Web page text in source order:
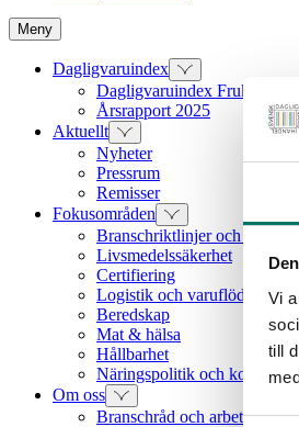
Vi
till
Meny
Dagligvaruindex
Dagligvaruindex Frukt och
Årsrapport 2025
Aktuellt
Nyheter
Pressrum
Remisser
Fokusområden
Branschriktlinjer och
Livsmedelssäkerhet
Certifiering
Logistik och varuflöden
Beredskap
Mat & hälsa
Hållbarhet
Näringspolitik och
Om oss
Branschråd och